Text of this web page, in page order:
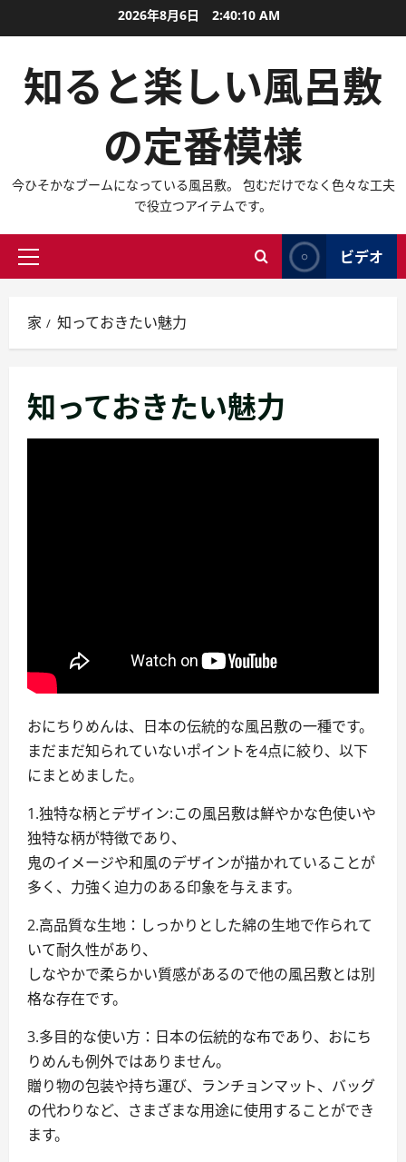
ン
キ
プ
2026年8月6日 2:40:11 AM
知ると楽しい風呂敷
の定番模様
今ひそかなブームになっている風呂敷。 包むだけでなく色々な工夫
で役立つアイテムです。
プ
イ
マ
メ
ニ
ビデオ
家 知っておきたい魅力
知っておきたい魅力
おにちりめんは、日本の伝統的な風呂敷の一種です。
まだまだ知られていないポイントを4点に絞り、以下
にまとめました。
1.独特な柄とデザイン:この風呂敷は鮮やかな色使いや
独特な柄が特徴であり、
鬼のイメージや和風のデザインが描かれていることが
多く、力強く迫力のある印象を与えます。
2.高品質な生地：しっかりとした綿の生地で作られて
いて耐久性があり、
しなやかで柔らかい質感があるので他の風呂敷とは別
格な存在です。
3.多目的な使い方：日本の伝統的な布であり、おにち
りめんも例外ではありません。
贈り物の包装や持ち運び、ランチョンマット、バッグ
の代わりなど、さまざまな用途に使用することができ
ます。